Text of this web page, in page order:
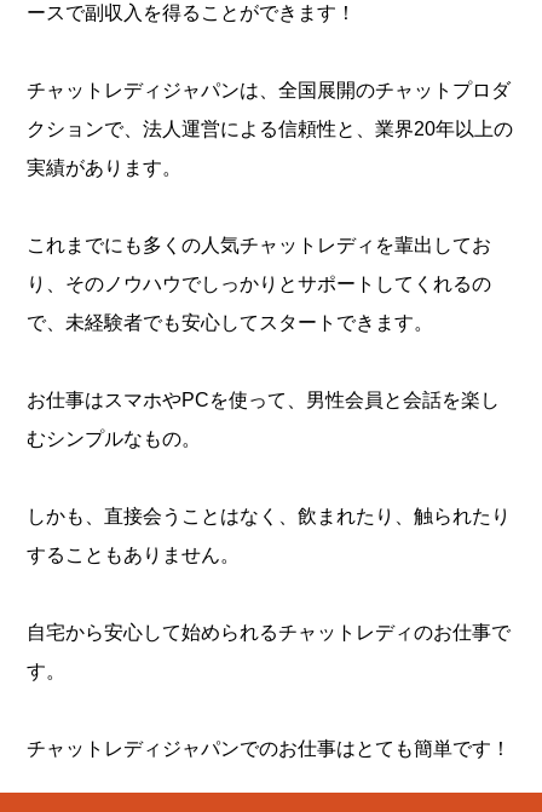
ースで副収入を得ることができます！
チャットレディジャパンは、全国展開のチャットプロダ
クションで、法人運営による信頼性と、業界20年以上の
実績があります。
これまでにも多くの人気チャットレディを輩出してお
り、そのノウハウでしっかりとサポートしてくれるの
で、未経験者でも安心してスタートできます。
お仕事はスマホやPCを使って、男性会員と会話を楽し
むシンプルなもの。
しかも、直接会うことはなく、飲まれたり、触られたり
することもありません。
自宅から安心して始められるチャットレディのお仕事で
す。
チャットレディジャパンでのお仕事はとても簡単です！